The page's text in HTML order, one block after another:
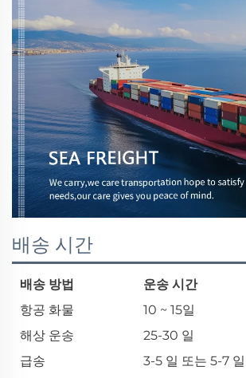
배송 시간
배송 방법
운송 시간
항공 화물
10 ~ 15일
해상 운송
25-30 일
급송
3-5 일 또는 5-7 일